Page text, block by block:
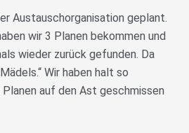
Austauschorganisation geplant.
wir 3 Planen bekommen und
wieder zurück gefunden. Da
Wir haben halt so
auf den Ast geschmissen